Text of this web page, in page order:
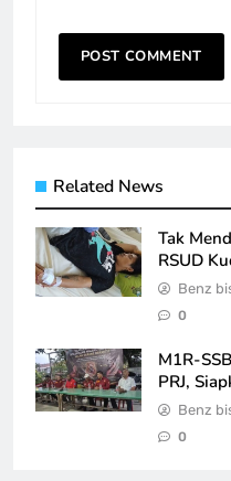
Related News
Tak
RSUD
Benz
0
M1R-
PRJ,
Benz
0